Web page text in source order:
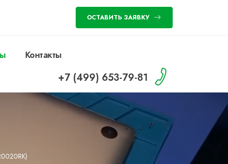
ОСТАВИТЬ ЗАЯВКУ
Контакты
+7 (499) 653-79-81